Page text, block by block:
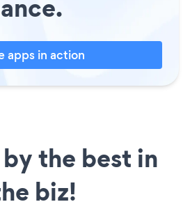
apps in action
the best in
biz!